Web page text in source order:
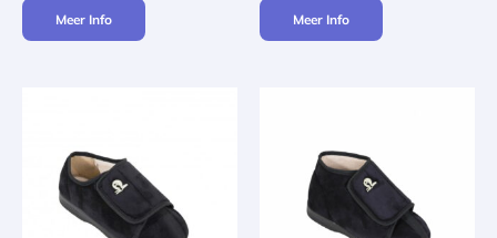
Meer Info Meer Info